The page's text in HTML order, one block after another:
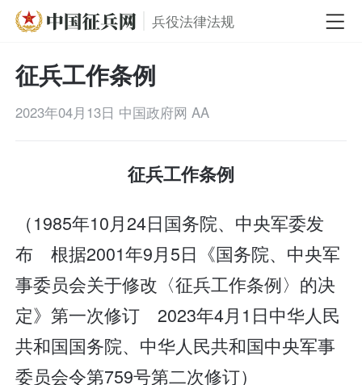
兵役法律法规
征兵工作条例
2023年04月13日 中国政府网 AA
征兵工作条例
（1985年10月24日国务院、中央军委发
布 根据2001年9月5日《国务院、中央军
事委员会关于修改〈征兵工作条例〉的决
定》第一次修订 2023年4月1日中华人民
共和国国务院、中华人民共和国中央军事
委员会令第759号第二次修订）